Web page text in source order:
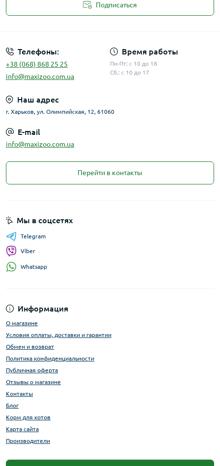
Подписаться
Телефоны:
+38 (068) 868 25 25
info@maxizoo.com.ua
Время работы
Пн-Пт: с 10 до 18
Сб.: с 10 до 17
Наш адрес
г. Харьков, ул. Олимпийская, 12, 61060
E-mail
info@maxizoo.com.ua
Перейти в контакты
Информация
О магазине
Условия оплаты, доставки и гарантии
Обмен и возврат
Политика конфиденциальности
Публичная оферта
Отзывы о магазине
Контакты
Блог
Корм для котов
Карта сайта
Производители
Мы в соцсетях
Telegram
Viber
Whatsapp